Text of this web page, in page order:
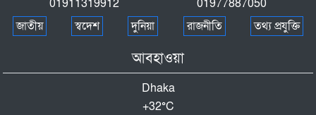
01911319912
01977887050
জাতীয়
স্বদেশ দুনিয়া রাজনীতি তথ্য প্রযুক্তি
আবহাওয়া
Dhaka
+32°C